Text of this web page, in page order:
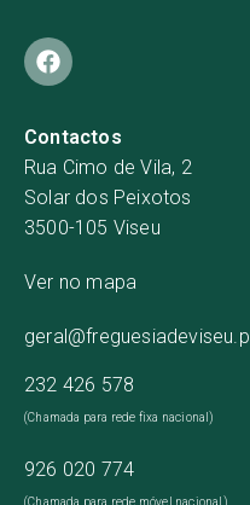
Contactos
Rua Cimo de Vila, 2
Solar dos Peixotos
3500-105 Viseu
Ver no mapa
232 426 578
(Chamada para rede fixa nacional)
926 020 774
(Chamada para rede móvel nacional)